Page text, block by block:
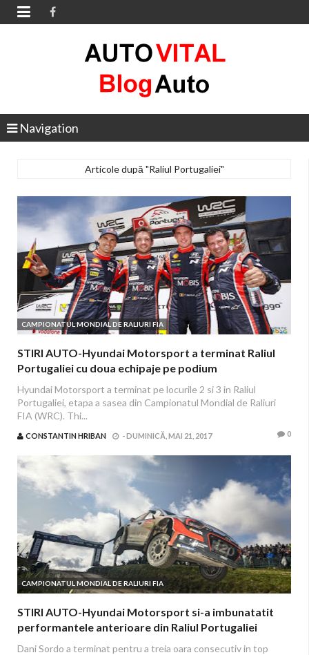

Navigation
Articole după "Raliul Portugaliei"
CAMPIONATUL MONDIAL DE RALIURI FIA
STIRI AUTO-Hyundai Motorsport a terminat Raliul
Portugaliei cu doua echipaje pe podium
Hyundai Motorsport a terminat pe locurile 2 si 3 in Raliul
Portugaliei, etapa a sasea din Campionatul Mondial de Raliuri
FIA (WRC). Thi...
CONSTANTIN HRIBAN -DUMINICĂ, MAI 21, 2017 0
CAMPIONATUL MONDIAL DE RALIURI FIA
STIRI AUTO-Hyundai Motorsport si-a imbunatatit
performantele anterioare din Raliul Portugaliei
Dani Sordo a terminat pentru a treia oara consecutiv in top